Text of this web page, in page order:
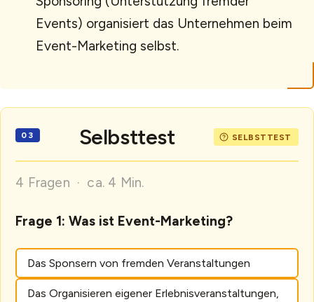
Events) organisiert das Unternehmen beim
Event-Marketing selbst.
Selbsttest
4 Fragen · ca. 4 Min.
Frage 1: Was ist Event-Marketing?
Das Sponsern von fremden Veranstaltungen
Das Organisieren eigener Erlebnisveranstaltungen,